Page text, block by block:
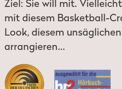
Ziel: Sie will mit.
mit diesem Basketball-
Look, diesem
arrangieren…